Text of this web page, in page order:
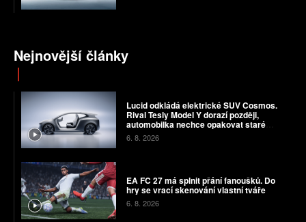
Nejnovější články
Lucid odkládá elektrické SUV Cosmos.
Rival Tesly Model Y dorazí později,
automobilka nechce opakovat staré
chyby
6. 8. 2026
EA FC 27 má splnit přání fanoušků. Do
hry se vrací skenování vlastní tváře
6. 8. 2026